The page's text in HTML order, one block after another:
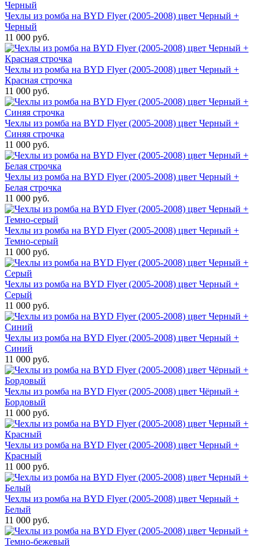
Чехлы из ромба на BYD Flyer (2005-2008) цвет Черный +
Черный
11 000 руб.
Чехлы из ромба на BYD Flyer (2005-2008) цвет Черный +
Красная строчка
11 000 руб.
Чехлы из ромба на BYD Flyer (2005-2008) цвет Черный +
Синяя строчка
11 000 руб.
Чехлы из ромба на BYD Flyer (2005-2008) цвет Черный +
Белая строчка
11 000 руб.
Чехлы из ромба на BYD Flyer (2005-2008) цвет Черный +
Темно-серый
11 000 руб.
Чехлы из ромба на BYD Flyer (2005-2008) цвет Черный +
Серый
11 000 руб.
Чехлы из ромба на BYD Flyer (2005-2008) цвет Черный +
Синий
11 000 руб.
Чехлы из ромба на BYD Flyer (2005-2008) цвет Чёрный +
Бордовый
11 000 руб.
Чехлы из ромба на BYD Flyer (2005-2008) цвет Черный +
Красный
11 000 руб.
Чехлы из ромба на BYD Flyer (2005-2008) цвет Черный +
Белый
11 000 руб.